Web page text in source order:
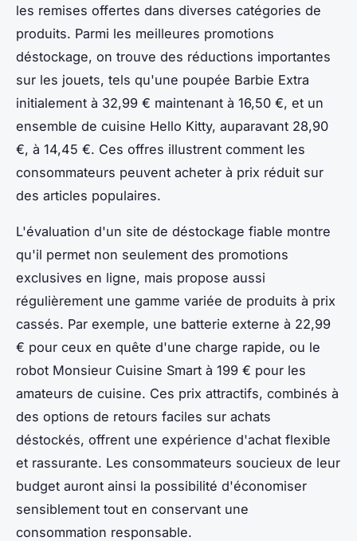
les remises offertes dans diverses catégories de
produits. Parmi les meilleures promotions
déstockage, on trouve des réductions importantes
sur les jouets, tels qu'une poupée Barbie Extra
initialement à 32,99 € maintenant à 16,50 €, et un
ensemble de cuisine Hello Kitty, auparavant 28,90
€, à 14,45 €. Ces offres illustrent comment les
consommateurs peuvent acheter à prix réduit sur
des articles populaires.
L'évaluation d'un site de déstockage fiable montre
qu'il permet non seulement des promotions
exclusives en ligne, mais propose aussi
régulièrement une gamme variée de produits à prix
cassés. Par exemple, une batterie externe à 22,99
€ pour ceux en quête d'une charge rapide, ou le
robot Monsieur Cuisine Smart à 199 € pour les
amateurs de cuisine. Ces prix attractifs, combinés à
des options de retours faciles sur achats
déstockés, offrent une expérience d'achat flexible
et rassurante. Les consommateurs soucieux de leur
budget auront ainsi la possibilité d'économiser
sensiblement tout en conservant une
consommation responsable.